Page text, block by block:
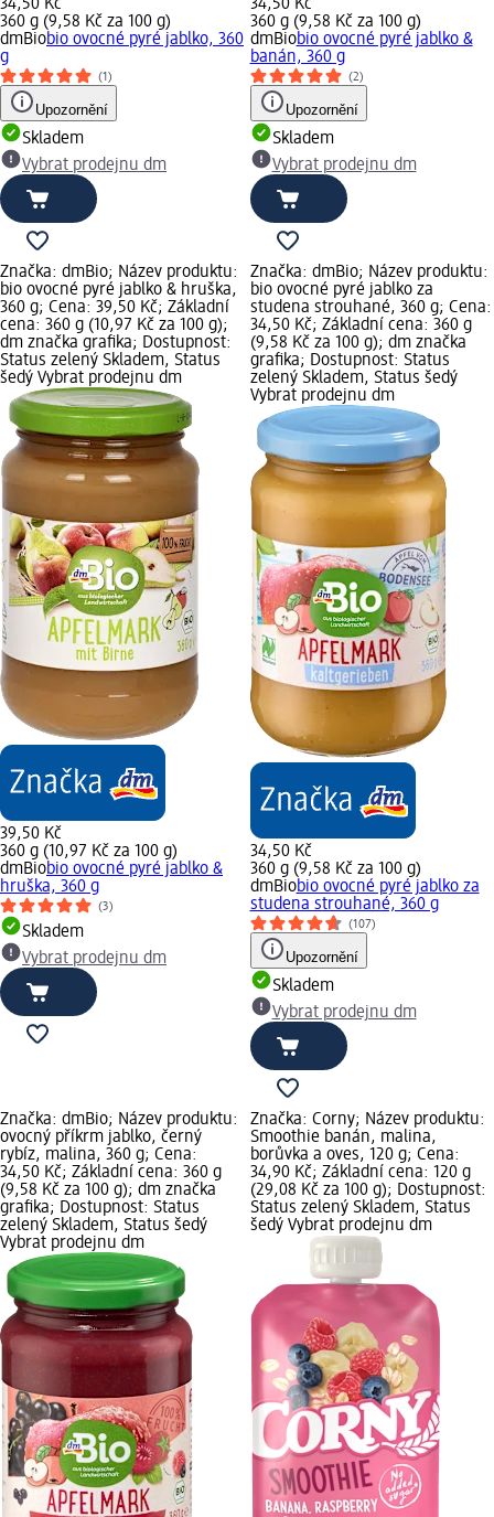
34,50 Kč
360 g (9,58 Kč za 100 g)
dmBiobio ovocné pyré jablko, 360
g
(1)
Upozornění
Skladem
Vybrat prodejnu dm
34,50 Kč
360 g (9,58 Kč za 100 g)
dmBiobio ovocné pyré jablko &
banán, 360 g
(2)
Upozornění
Skladem
Vybrat prodejnu dm
Značka: dmBio; Název produktu:
bio ovocné pyré jablko & hruška,
360 g; Cena: 39,50 Kč; Základní
cena: 360 g (10,97 Kč za 100 g);
dm značka grafika; Dostupnost:
Status zelený Skladem, Status
šedý Vybrat prodejnu dm
39,50 Kč
360 g (10,97 Kč za 100 g)
dmBiobio ovocné pyré jablko &
hruška, 360 g
(3)
Skladem
Vybrat prodejnu dm
Značka: dmBio; Název produktu:
bio ovocné pyré jablko za
studena strouhané, 360 g; Cena:
34,50 Kč; Základní cena: 360 g
(9,58 Kč za 100 g); dm značka
grafika; Dostupnost: Status
zelený Skladem, Status šedý
Vybrat prodejnu dm
34,50 Kč
360 g (9,58 Kč za 100 g)
dmBiobio ovocné pyré jablko za
studena strouhané, 360 g
(107)
Upozornění
Skladem
Vybrat prodejnu dm
Značka: dmBio; Název produktu:
ovocný příkrm jablko, černý
rybíz, malina, 360 g; Cena:
34,50 Kč; Základní cena: 360 g
(9,58 Kč za 100 g); dm značka
grafika; Dostupnost: Status
zelený Skladem, Status šedý
Vybrat prodejnu dm
Značka: Corny; Název produktu:
Smoothie banán, malina,
borůvka a oves, 120 g; Cena:
34,90 Kč; Základní cena: 120 g
(29,08 Kč za 100 g); Dostupnost:
Status zelený Skladem, Status
šedý Vybrat prodejnu dm